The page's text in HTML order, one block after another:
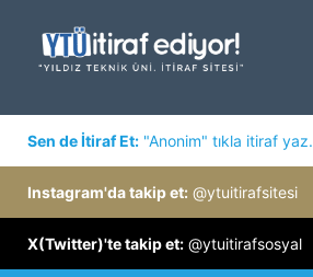
Sen de İtiraf Et: "Anonim" tıkla itiraf yaz.
Instagram'da takip et: @ytuitirafsitesi
X(Twitter)'te takip et: @ytuitirafsosyal